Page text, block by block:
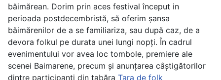
băimărean. Dorim prin aces festival început in
perioada postdecembristă, să oferim șansa
băimărenilor de a se familiariza, sau după caz, de a
devora folkul pe durata unei lungi nopți. În cadrul
evenimentului vor avea loc tombole, premiere ale
scenei Baimarene, precum și anunțarea câștigătorilor
dintre participanți din tabăra Țara de folk